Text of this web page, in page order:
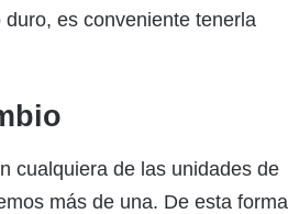
es conveniente tenerla
cualquiera de las unidades de
más de una. De esta forma